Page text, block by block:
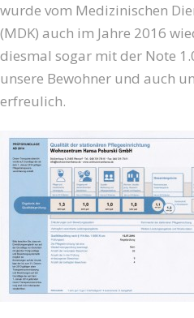
wurde vom Medizinischen
(MDK) auch im Jahre 2016
diesmal sogar mit der Note
unsere Bewohner und auch
erfreulich.